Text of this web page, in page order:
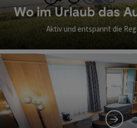
Wo im Urlaub das
Aktiv und entspannt die